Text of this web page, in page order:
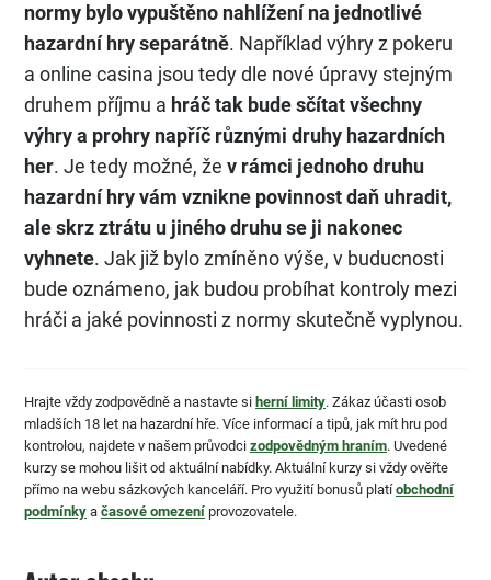
normy bylo vypuštěno nahlížení na jednotlivé
hazardní hry separátně. Například výhry z pokeru
a online casina jsou tedy dle nové úpravy stejným
druhem příjmu a hráč tak bude sčítat všechny
výhry a prohry napříč různými druhy hazardních
her. Je tedy možné, že v rámci jednoho druhu
hazardní hry vám vznikne povinnost daň uhradit,
ale skrz ztrátu u jiného druhu se ji nakonec
vyhnete. Jak již bylo zmíněno výše, v buducnosti
bude oznámeno, jak budou probíhat kontroly mezi
hráči a jaké povinnosti z normy skutečně vyplynou.
Hrajte vždy zodpovědně a nastavte si herní limity. Zákaz účasti osob
mladších 18 let na hazardní hře. Více informací a tipů, jak mít hru pod
kontrolou, najdete v našem průvodci zodpovědným hraním. Uvedené
kurzy se mohou lišit od aktuální nabídky. Aktuální kurzy si vždy ověřte
přímo na webu sázkových kanceláří. Pro využití bonusů platíobchodní
podmínky a časové omezení provozovatele.